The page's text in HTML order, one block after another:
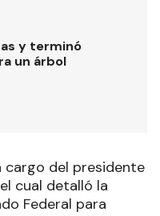
y terminó
un árbol
cargo del presidente
cual detalló la
Federal para